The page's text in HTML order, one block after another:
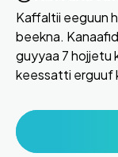
Kaffaltii eeguun
beekna.
guyyaa 7 hojjetu
keessatti erguuf